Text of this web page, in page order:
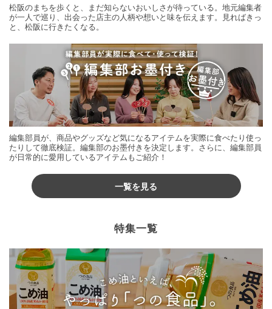
松阪のまちを歩くと、まだ知らないおいしさが待っている。地元編集者
が一人で巡り、出会った店主の人柄や想いと味を伝えます。見ればきっ
と、松阪に行きたくなる。
編集部員が、商品やグッズなど気になるアイテムを実際に食べたり使っ
たりして徹底検証。編集部のお墨付きを決定します。さらに、編集部員
が日常的に愛用しているアイテムもご紹介！
一覧を見る
特集一覧